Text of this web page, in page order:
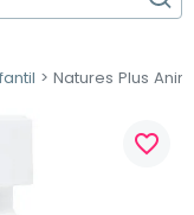
Natures Plus
favorite_border